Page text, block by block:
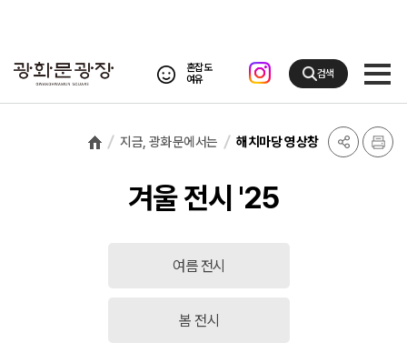
혼잡도
여유
검색
지금, 광화문에서는 해치마당 영상창
겨울 전시 '25
여름 전시
봄 전시